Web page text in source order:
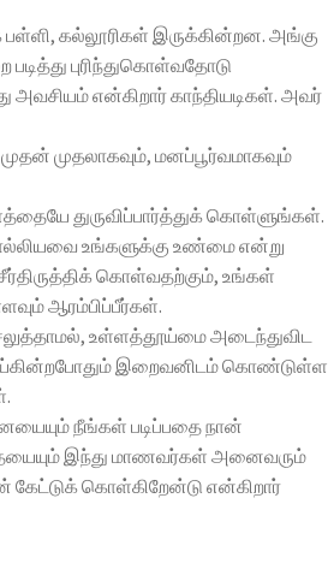
கல்லூரிகள் இருக்கின்றன. அங்கு
புரிந்துகொள்வதோடு
என்கிறார் காந்தியடிகள். அவர்
முதலாகவும், மனப்பூர்வமாகவும்
துருவிப்பார்த்துக் கொள்ளுங்கள்.
உங்களுக்கு உண்மை என்று
கொள்வதற்கும், உங்கள்
ஆரம்பிப்பீர்கள்.
உள்ளத்தூய்மை அடைந்துவிட
இறைவனிடம் கொண்டுள்ள
நீங்கள் படிப்பதை நான்
இந்து மாணவர்கள் அனைவரும்
கேட்டுக் கொள்கிறேன்டு என்கிறார்